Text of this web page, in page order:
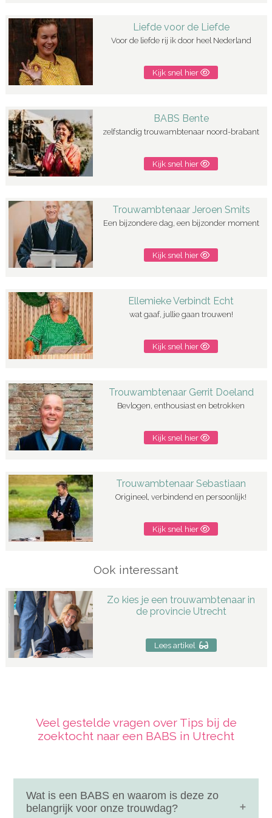
Liefde voor de Liefde
Voor de liefde rij ik door heel Nederland
Kijk snel hier
BABS Bente
zelfstandig trouwambtenaar noord-brabant
Kijk snel hier
Trouwambtenaar Jeroen Smits
Een bijzondere dag, een bijzonder moment
Kijk snel hier
Ellemieke Verbindt Echt
wat gaaf, jullie gaan trouwen!
Kijk snel hier
Trouwambtenaar Gerrit Doeland
Bevlogen, enthousiast en betrokken
Kijk snel hier
Trouwambtenaar Sebastiaan
Origineel, verbindend en persoonlijk!
Kijk snel hier
Ook interessant
Zo kies je een trouwambtenaar in
de provincie Utrecht
Lees artikel
Veel gestelde vragen over Tips bij de
zoektocht naar een BABS in Utrecht
Wat is een BABS en waarom is deze zo
belangrijk voor onze trouwdag?